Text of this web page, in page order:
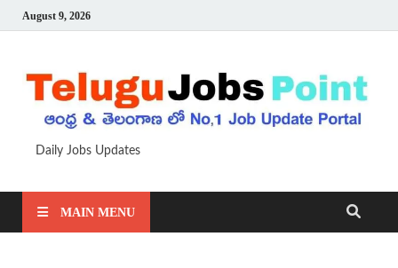
August 9, 2026
Daily Jobs Updates
MAIN MENU